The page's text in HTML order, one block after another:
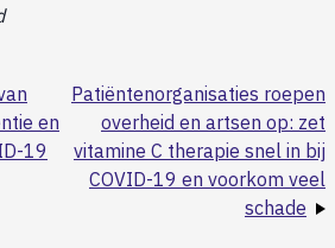
en
19
Patiëntenorganisaties roepen
overheid en artsen op: zet
vitamine C therapie snel in bij
COVID-19 en voorkom veel
schade